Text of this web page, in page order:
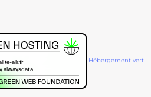
Hébergement vert